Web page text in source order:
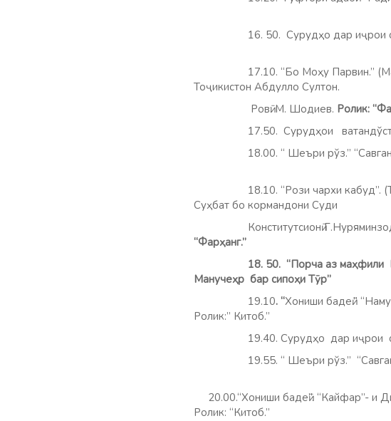
16. 50. Сурудҳо дар иҷрои
17.10. “Бо Моҳу Парвин.”
Тоҷикистон Абдулло Султон.
Ровӣ: М. Шодиев. Ролик:
17.50. Сурудҳои
18.00. “ Шеъри рўз.” “Савганд
18.10. “Рози чархи кабуд”.
Суҳбат бо кормандони Суди
Конститутсионӣ Г.Нуряминзода,
“Фарҳанг.”
18. 50. “Порча аз маҳфили
Манучеҳр бар сипоҳи Тӯр”
19.10. “Хониши бадеӣ.”
Ролик:” Китоб.”
19.40. Сурудҳо дар иҷрои
19.55. “ Шеъри рўз.” “Савганд
20.00.“Хониши бадеӣ”. “Кайфар”- и
Ролик: “Китоб.”